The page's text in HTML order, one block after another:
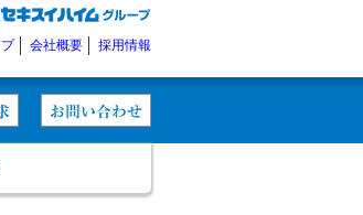
会社概要 採用情報